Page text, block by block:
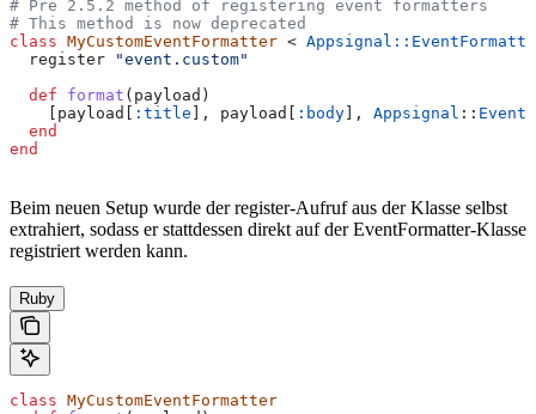
# Pre 2.5.2 method of registering event formatters
# This method is now deprecated
class MyCustomEventFormatter <
  register
"event.custom"
  def
format ( payload )
    [payload[
:title ], payload[ :body ], Appsignal ::
  end
end
Beim neuen Setup wurde der register-Aufruf aus der Klasse selbst
extrahiert, sodass er stattdessen direkt auf der EventFormatter-Klasse
registriert werden kann.
Ruby
class MyCustomEventFormatter